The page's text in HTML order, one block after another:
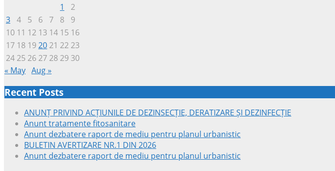
1
2
3 4 5 6 7 8
9
10 11 12 13 14 15 16
17 18 1920 21 22 23
24 25 26 27 28 29 30
« May Aug »
Recent Posts
ANUNȚ PRIVIND ACȚIUNILE DE DEZINSECȚIE, DERATIZARE ȘI DEZINFECȚIE
Anunt tratamente fitosanitare
Anunt dezbatere raport de mediu pentru planul urbanistic
BULETIN AVERTIZARE NR.1 DIN 2026
Anunt dezbatere raport de mediu pentru planul urbanistic